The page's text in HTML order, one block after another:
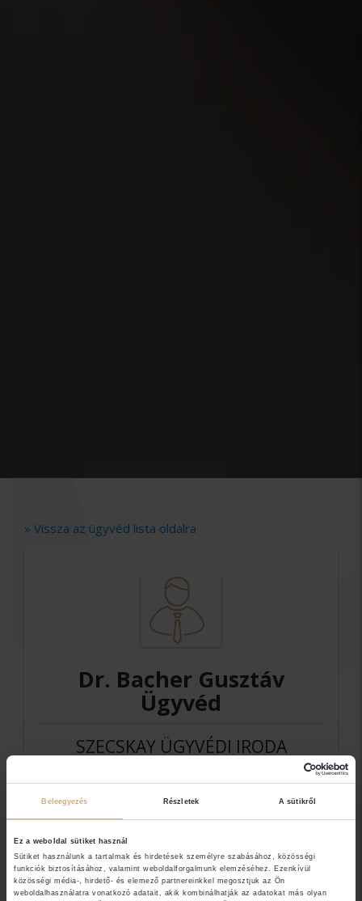
Beleegyezés Részletek A sütikről
Ez a weboldal sütiket használ
Sütiket használunk a tartalmak és hirdetések személyre szabásához, közösségi
funkciók biztosításához, valamint weboldalforgalmunk elemzéséhez. Ezenkívül
közösségi média-, hirdető- és elemező partnereinkkel megosztjuk az Ön
weboldalhasználatra vonatkozó adatait, akik kombinálhatják az adatokat más olyan
» Vissza az ügyvéd lista oldalra
Dr. Bacher Gusztáv
Ügyvéd
SZECSKAY ÜGYVÉDI IRODA
Elérhetőségek
1055 Budapest